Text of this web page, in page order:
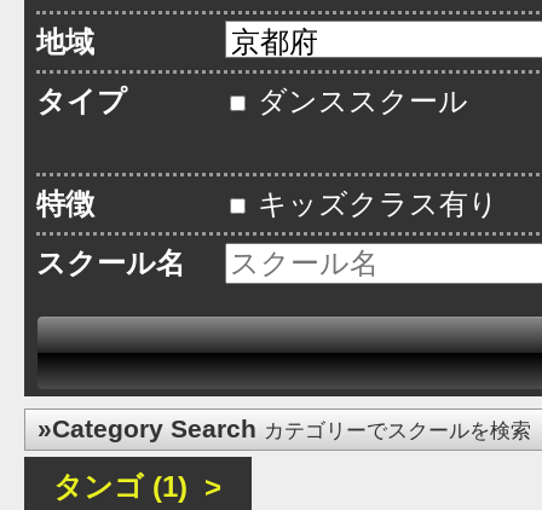
地域
タイプ
ダンススクール
特徴
キッズクラス有り
スクール名
»Category Search カテゴリーでスクールを検索
タンゴ (1) >